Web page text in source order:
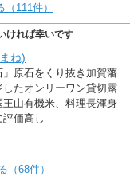
111件）
ければ幸いです
ね)
原石をくり抜き加賀藩
たオンリーワン貸切露
山有機米、料理長渾身
評価高し
（68件）